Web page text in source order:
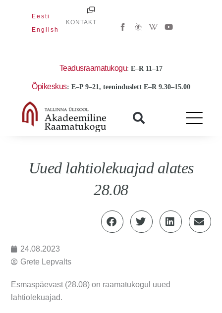
Eesti
English
KONTAKT
W
i
d
-
Y
o
Teadusraamatukogu:E–R 11–17
Õpikeskus: E–P 9–21, teeninduslett E–R 9.30–15.00
Uued lahtiolekuajad alates
28.08
24.08.2023
Grete Lepvalts
Esmaspäevast (28.08) on raamatukogul uued
lahtiolekuajad.